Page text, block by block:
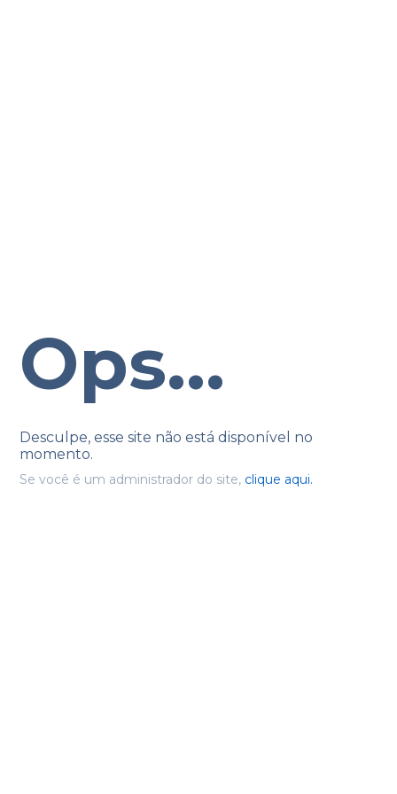
Ops...
Desculpe, esse site não está disponível no
momento.
Se você é um administrador do site, clique aqui.